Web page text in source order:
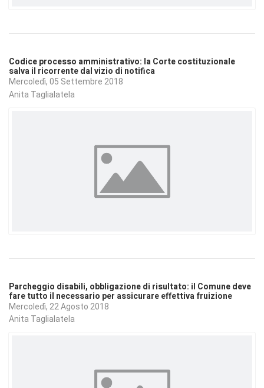
Codice processo amministrativo: la Corte costituzionale
salva il ricorrente dal vizio di notifica
Mercoledì, 05 Settembre 2018
Anita Taglialatela
Parcheggio disabili, obbligazione di risultato: il Comune deve
fare tutto il necessario per assicurare effettiva fruizione
Mercoledì, 22 Agosto 2018
Anita Taglialatela